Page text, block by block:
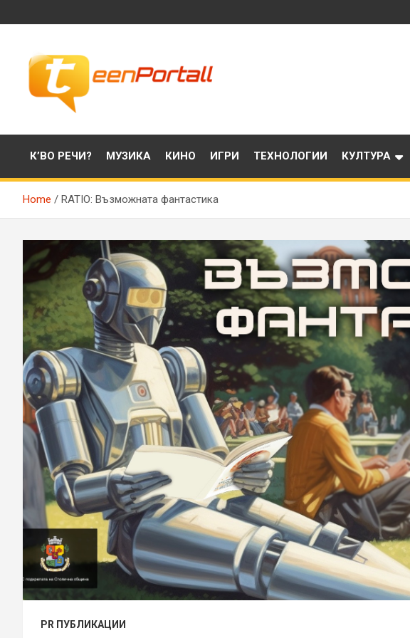
to
TeenPortall
К’ВО РЕЧИ? МУЗИКА КИНО ИГРИ ТЕХНОЛОГИИ КУЛТУРА
Home RATIO: Възможната фантастика
PR ПУБЛИКАЦИИ